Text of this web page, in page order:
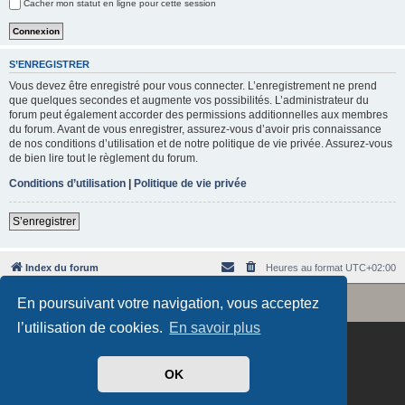
En poursuivant votre navigation, vous acceptez
l’utilisation de cookies. En savoir plus
OK
Cacher mon statut en ligne pour cette session
S’ENREGISTRER
Vous devez être enregistré pour vous connecter. L’enregistrement ne prend
que quelques secondes et augmente vos possibilités. L’administrateur du
forum peut également accorder des permissions additionnelles aux membres
du forum. Avant de vous enregistrer, assurez-vous d’avoir pris connaissance
de nos conditions d’utilisation et de notre politique de vie privée. Assurez-vous
de bien lire tout le règlement du forum.
Conditions d’utilisation | Politique de vie privée
S’enregistrer
Index du forum Heures au format UTC+02:00
Développé parphpBB® Forum Software © phpBB Limited
Traduit par
phpBB-fr.com